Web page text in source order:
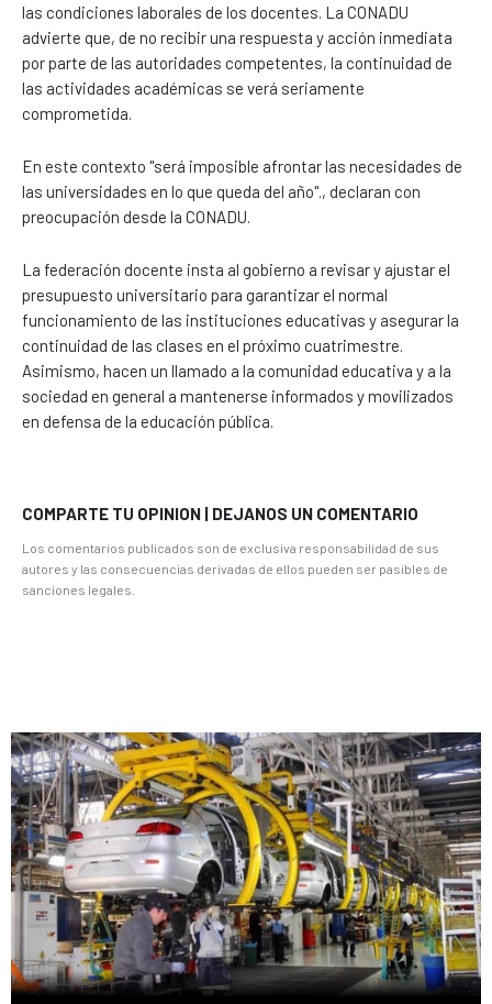
las condiciones laborales de los docentes. La CONADU
advierte que, de no recibir una respuesta y acción inmediata
por parte de las autoridades competentes, la continuidad de
las actividades académicas se verá seriamente
comprometida.
En este contexto "será imposible afrontar las necesidades de
las universidades en lo que queda del año"., declaran con
preocupación desde la CONADU.
La federación docente insta al gobierno a revisar y ajustar el
presupuesto universitario para garantizar el normal
funcionamiento de las instituciones educativas y asegurar la
continuidad de las clases en el próximo cuatrimestre.
Asimismo, hacen un llamado a la comunidad educativa y a la
sociedad en general a mantenerse informados y movilizados
en defensa de la educación pública.
COMPARTE TU OPINION | DEJANOS UN COMENTARIO
Los comentarios publicados son de exclusiva responsabilidad de sus
autores y las consecuencias derivadas de ellos pueden ser pasibles de
sanciones legales.